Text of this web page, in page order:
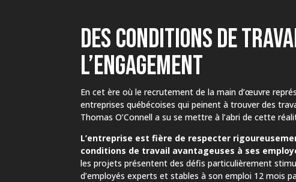
DES CONDITIONS DE
L’ENGAGEMENT
En cet ère où le recrutement de la main d’œuvre
entreprises québécoises qui peinent à trouver des
Thomas O’Connell a su se mettre à l’abri de cette
L’entreprise est fière de respecter
conditions de travail avantageuses à ses
les projets présentent des défis particulièrement
d’employés experts et stables à son emploi 12 mois